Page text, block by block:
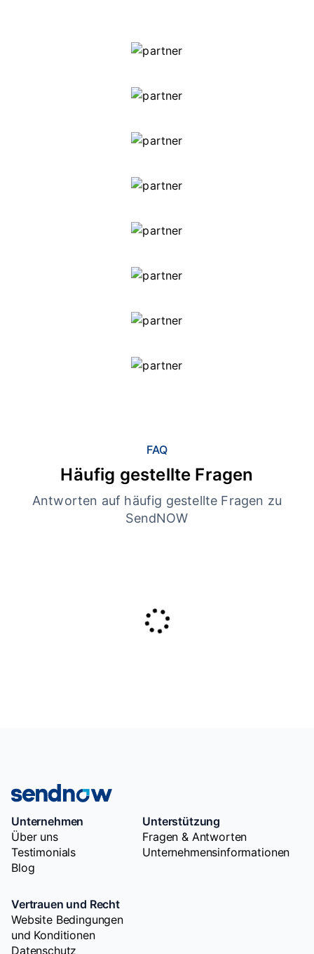
FAQ
Häufig gestellte Fragen
Antworten auf häufig gestellte Fragen zu
SendNOW
Unternehmen
Über uns
Testimonials
Blog
Unterstützung
Fragen & Antworten
Unternehmensinformationen
Vertrauen und Recht
Website Bedingungen
und Konditionen
Datenschutz